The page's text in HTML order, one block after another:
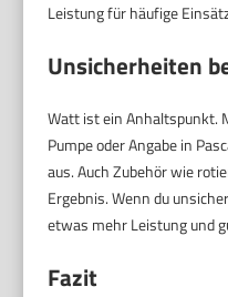
Leistung für häufige
Unsicherheiten
Watt ist ein Anhaltspunkt.
Pumpe oder Angabe in
aus. Auch Zubehör wie
Ergebnis. Wenn du
etwas mehr Leistung und
Fazit